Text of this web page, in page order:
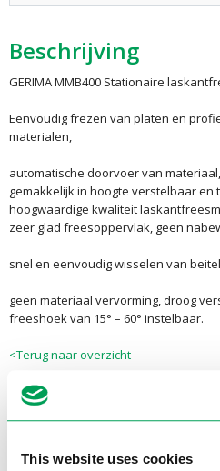
This website uses cookies
Beschrijving
GERIMA MMB400 Stationaire
Eenvoudig frezen van platen en
materialen,
automatische doorvoer van materiaal,
gemakkelijk in hoogte verstelbaar en
hoogwaardige kwaliteit
zeer glad freesoppervlak, geen
snel en eenvoudig wisselen van
geen materiaal vervorming, droog
freeshoek van 15° – 60° instelbaar.
<Terug naar overzicht
Extra informatie